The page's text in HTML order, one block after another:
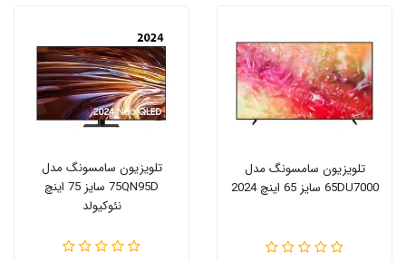
تلویزیون سامسونگ مدل
65DU7000 سایز 65 اینچ 2024
تلویزیون سامسونگ مدل
75QN95D سایز 75 اینچ
نئوکیولد